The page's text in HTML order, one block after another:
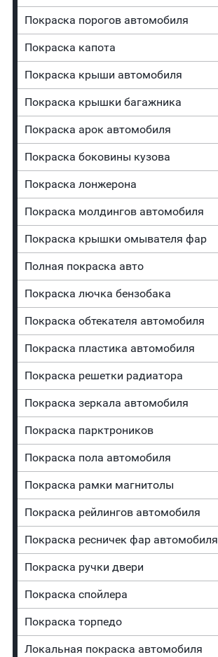
Покраска порогов автомобиля
Покраска капота
Покраска крыши автомобиля
Покраска крышки багажника
Покраска арок автомобиля
Покраска боковины кузова
Покраска лонжерона
Покраска молдингов автомобиля
Покраска крышки омывателя фар
Полная покраска авто
Покраска лючка бензобака
Покраска обтекателя автомобиля
Покраска пластика автомобиля
Покраска решетки радиатора
Покраска зеркала автомобиля
Покраска парктроников
Покраска пола автомобиля
Покраска рамки магнитолы
Покраска рейлингов автомобиля
Покраска ресничек фар автомобиля
Покраска ручки двери
Покраска спойлера
Покраска торпедо
Локальная покраска автомобиля